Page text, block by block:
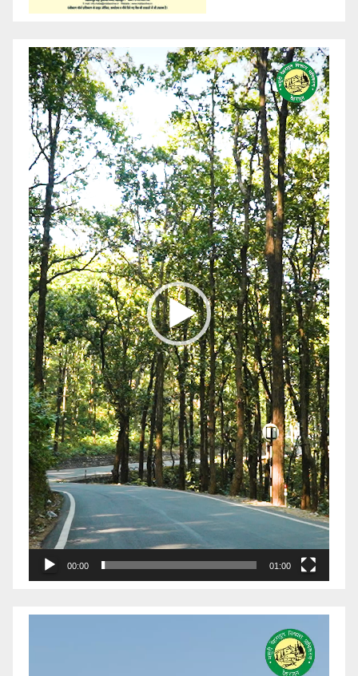
Video
Player
00:00 01:00